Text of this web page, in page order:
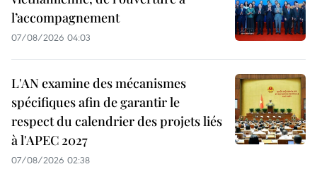
l’accompagnement
07/08/2026 04:03
L'AN examine des mécanismes
spécifiques afin de garantir le
respect du calendrier des projets liés
à l'APEC 2027
07/08/2026 02:38